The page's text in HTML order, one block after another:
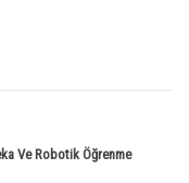
Ve Robotik Öğrenme